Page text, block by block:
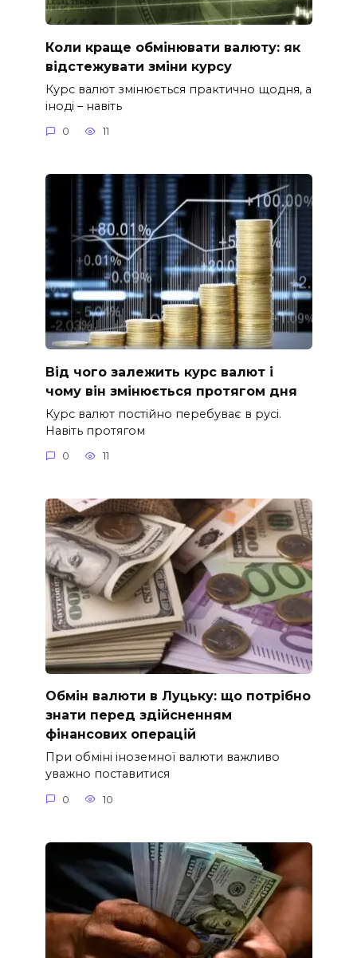
Коли краще обмінювати валюту: як
відстежувати зміни курсу
Курс валют змінюється практично щодня, а
іноді – навіть
0 11
Від чого залежить курс валют і
чому він змінюється протягом дня
Курс валют постійно перебуває в русі.
Навіть протягом
0 11
Обмін валюти в Луцьку: що потрібно
знати перед здійсненням
фінансових операцій
При обміні іноземної валюти важливо
уважно поставитися
0 10